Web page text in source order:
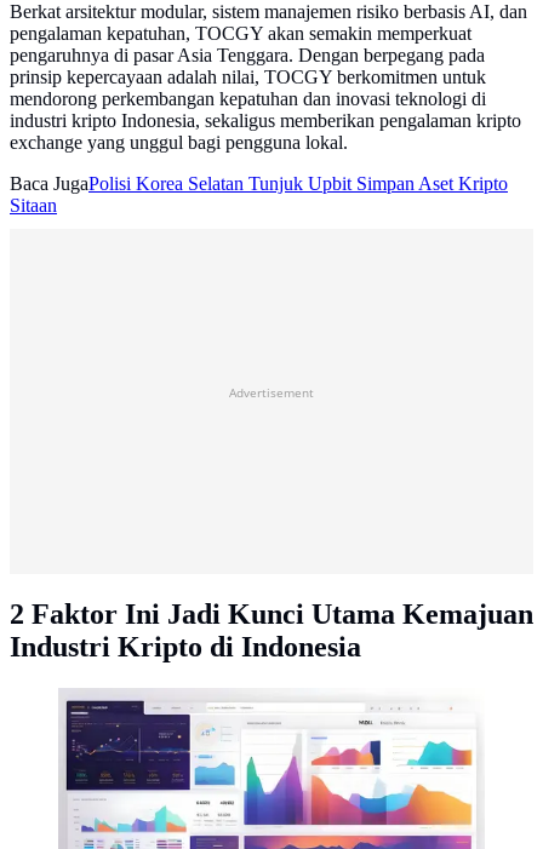
Berkat arsitektur modular, sistem manajemen risiko berbasis AI, dan
pengalaman kepatuhan, TOCGY akan semakin memperkuat
pengaruhnya di pasar Asia Tenggara. Dengan berpegang pada
prinsip kepercayaan adalah nilai, TOCGY berkomitmen untuk
mendorong perkembangan kepatuhan dan inovasi teknologi di
industri kripto Indonesia, sekaligus memberikan pengalaman kripto
exchange yang unggul bagi pengguna lokal.
Baca JugaPolisi Korea Selatan Tunjuk Upbit Simpan Aset Kripto
Sitaan
Advertisement
2 Faktor Ini Jadi Kunci Utama Kemajuan
Industri Kripto di Indonesia